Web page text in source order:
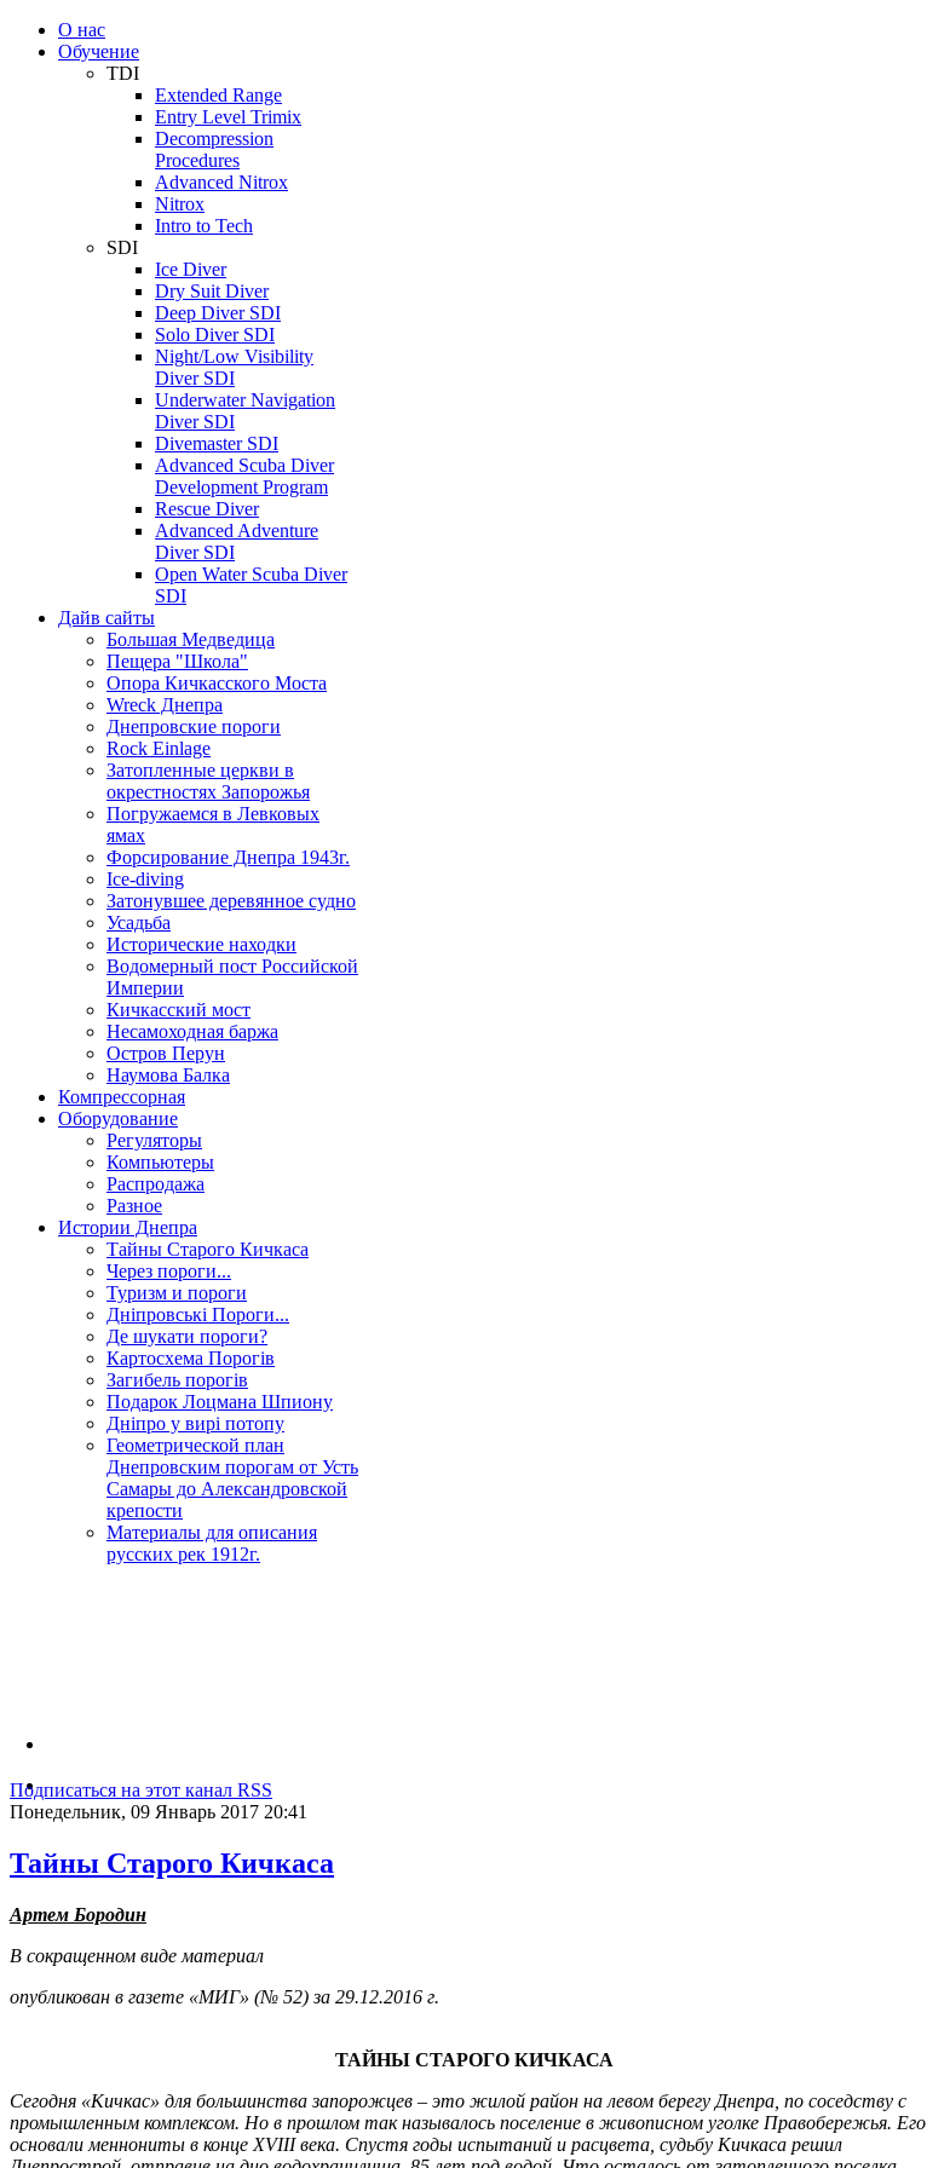
О нас
Обучение
TDI
Extended Range
Entry Level Trimix
Decompression
Procedures
Advanced Nitrox
Nitrox
Intro to Tech
SDI
Ice Diver
Dry Suit Diver
Deep Diver SDI
Solo Diver SDI
Night/Low Visibility
Diver SDI
Underwater Navigation
Diver SDI
Divemaster SDI
Advanced Scuba Diver
Development Program
Rescue Diver
Advanced Adventure
Diver SDI
Open Water Scuba Diver
SDI
Дайв сайты
Большая Медведица
Пещера "Школа"
Опора Кичкасского Моста
Wreck Днепра
Днепровские пороги
Rock Einlage
Затопленные церкви в
окрестностях Запорожья
Погружаемся в Левковых
ямах
Форсирование Днепра 1943г.
Ice-diving
Затонувшее деревянное судно
Усадьба
Исторические находки
Водомерный пост Российской
Империи
Кичкасский мост
Несамоходная баржа
Остров Перун
Наумова Балка
Компрессорная
Оборудование
Регуляторы
Компьютеры
Распродажа
Разное
Истории Днепра
Тайны Старого Кичкаса
Через пороги...
Туризм и пороги
Дніпровські Пороги...
Де шукати пороги?
Картосхема Порогів
Загибель порогів
Подарок Лоцмана Шпиону
Дніпро у вирі потопу
Геометрической план
Днепровским порогам от Усть
Самары до Александровской
крепости
Материалы для описания
русских рек 1912г.
Подписаться на этот канал RSS
Понедельник, 09 Январь 2017 20:41
Тайны Старого Кичкаса
Артем Бородин
В сокращенном виде материал
опубликован в газете «МИГ» (№ 52) за 29.12.2016 г.
ТАЙНЫ СТАРОГО КИЧКАСА
Сегодня «Кичкас» для большинства запорожцев – это жилой район на левом берегу Днепра, по соседству с
промышленным комплексом. Но в прошлом так называлось поселение в живописном уголке Правобережья. Его
основали меннониты в конце XVIIIвека. Спустя годы испытаний и расцвета, судьбу Кичкаса решил